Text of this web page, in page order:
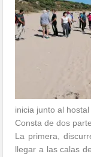
inicia junto al
Consta de dos
La primera,
llegar a las calas